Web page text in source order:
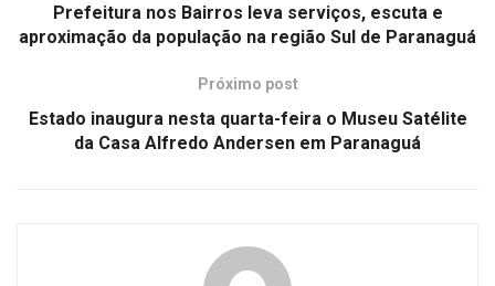
Prefeitura nos Bairros leva serviços, escuta e
aproximação da população na região Sul de Paranaguá
Próximo post
Estado inaugura nesta quarta-feira o Museu Satélite
da Casa Alfredo Andersen em Paranaguá